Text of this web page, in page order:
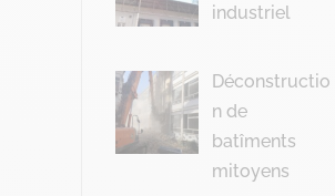
industriel
Déconstructio
n de
batîments
mitoyens